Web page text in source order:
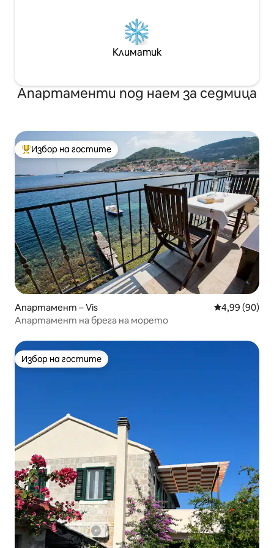
Климатик
Апартаменти под наем за седмица
Най-популярен избор на гостите
Избор на гостите
Апартамент – Vis Средна
4,99 (90)
Апартамент на брега на морето
Избор на гостите
Избор на гостите